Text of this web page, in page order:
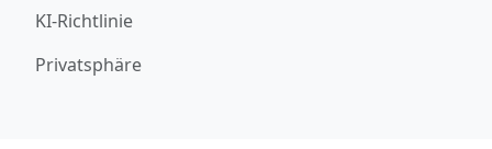
KI-Richtlinie
Privatsphäre